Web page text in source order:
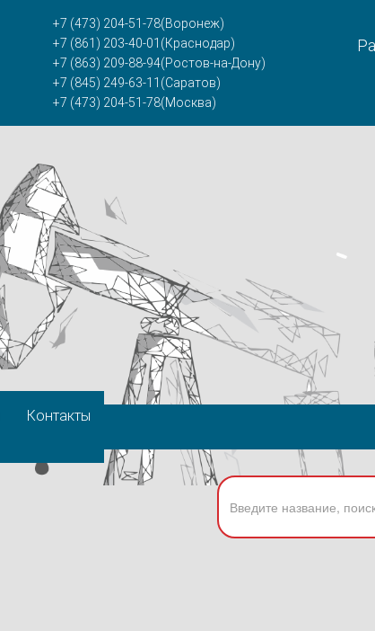
+7 (473) 204-51-78(Воронеж)
+7 (861) 203-40-01 (Краснодар)
+7 (863) 209-88-94(Ростов-на-Дону)
+7 (845) 249-63-11 (Саратов)
+7 (473) 204-51-78(Москва)
Контакты